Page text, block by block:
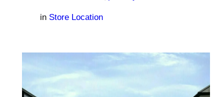
in Store Location